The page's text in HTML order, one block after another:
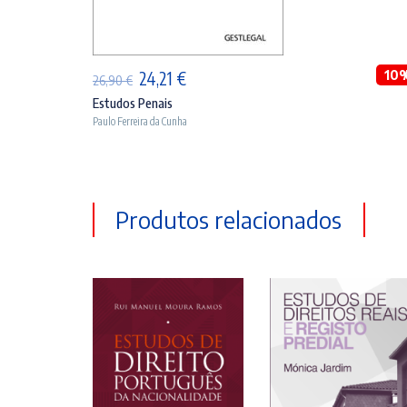
26,90€ O
preço
original
24,21 €O
atual
Estudos Penais
Paulo Ferreira da Cunha
Produtos relacionados